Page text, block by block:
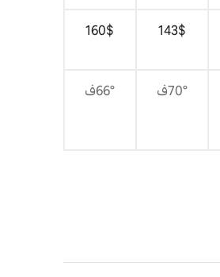
$‏143
$‏160
70°ف 66°ف